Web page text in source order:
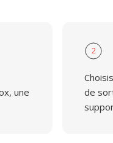
une
2
de